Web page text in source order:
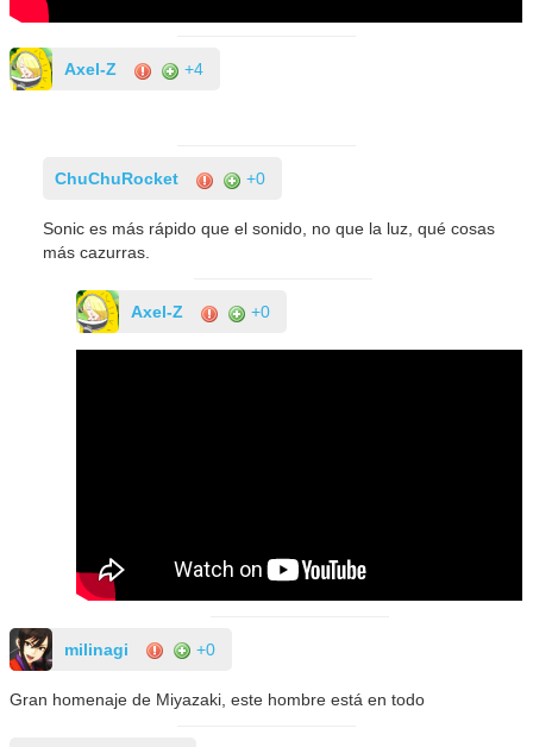
Axel-Z +4
ChuChuRocket +0
Sonic es más rápido que el sonido, no que la luz, qué cosas
más cazurras.
Axel-Z +0
milinagi +0
Gran homenaje de Miyazaki, este hombre está en todo